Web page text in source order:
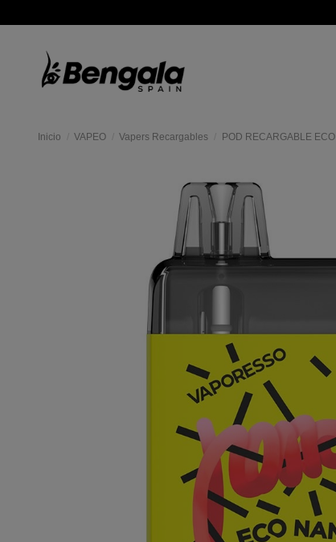
Inicio VAPEO Vapers Recargables POD RECARGABLE